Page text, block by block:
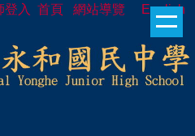
登入 首頁 網站導覽 English